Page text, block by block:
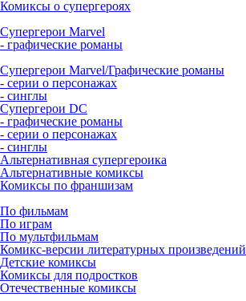
Комиксы о супергероях
Супергерои Marvel
- графические романы
Супергерои Marvel/Графические романы
- серии о персонажах
- синглы
Супергерои DC
- графические романы
- серии о персонажах
- синглы
Альтернативная супергероика
Альтернативные комиксы
Комиксы по франшизам
По фильмам
По играм
По мультфильмам
Комикс-версии литературных произведений
Детские комиксы
Комиксы для подростков
Отечественные комиксы